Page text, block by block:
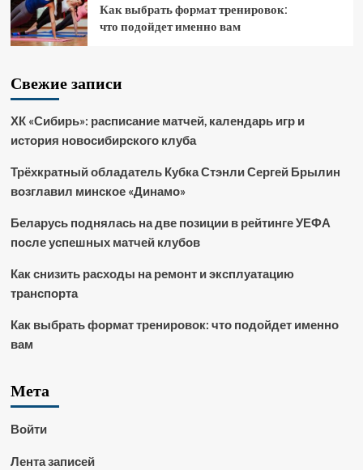
Как выбрать формат тренировок:
что подойдет именно вам
Свежие записи
ХК «Сибирь»: расписание матчей, календарь игр и
история новосибирского клуба
Трёхкратный обладатель Кубка Стэнли Сергей Брылин
возглавил минское «Динамо»
Беларусь поднялась на две позиции в рейтинге УЕФА
после успешных матчей клубов
Как снизить расходы на ремонт и эксплуатацию
транспорта
Как выбрать формат тренировок: что подойдет именно
вам
Мета
Войти
Лента записей